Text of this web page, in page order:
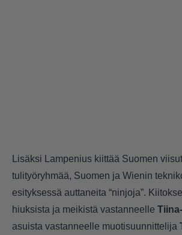
Lisäksi Lampenius kiittää Suomen
tulityöryhmää, Suomen ja Wienin
esityksessä auttaneita “ninjoja”.
hiuksista ja meikistä vastanneelle
asuista vastanneelle muotisuunnittelija